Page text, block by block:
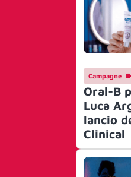
Campagne
Oral-B
Luca
lancio
Clinical